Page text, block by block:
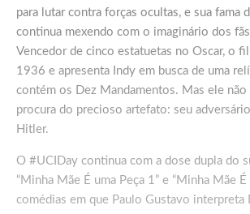
para lutar contra forças ocultas, e sua fama
continua mexendo com o imaginário dos
Vencedor de cinco estatuetas no Oscar, o
1936 e apresenta Indy em busca de uma
contém os Dez Mandamentos. Mas ele não
procura do precioso artefato: seu
Hitler.
O #UCIDay continua com a dose dupla do
“Minha Mãe É uma Peça 1” e “Minha Mãe É
comédias em que Paulo Gustavo interpreta